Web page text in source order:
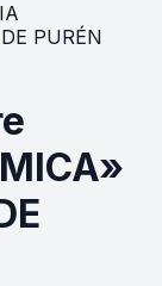
PURÉN